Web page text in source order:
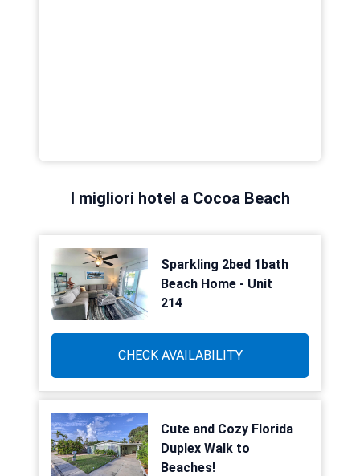
I migliori hotel a Cocoa Beach
Sparkling 2bed 1bath
Beach Home - Unit
214
CHECK AVAILABILITY
Cute and Cozy Florida
Duplex Walk to
Beaches!